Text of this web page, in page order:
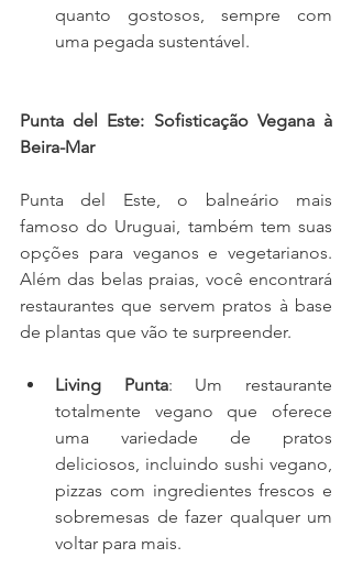
quanto gostosos, sempre com
uma pegada sustentável.
Punta del Este: Sofisticação Vegana à
Beira-Mar
Punta del Este, o balneário mais
famoso do Uruguai, também tem suas
opções para veganos e vegetarianos.
Além das belas praias, você encontrará
restaurantes que servem pratos à base
de plantas que vão te surpreender.
Living Punta: Um restaurante
totalmente vegano que oferece
uma variedade de pratos
deliciosos, incluindo sushi vegano,
pizzas com ingredientes frescos e
sobremesas de fazer qualquer um
voltar para mais.